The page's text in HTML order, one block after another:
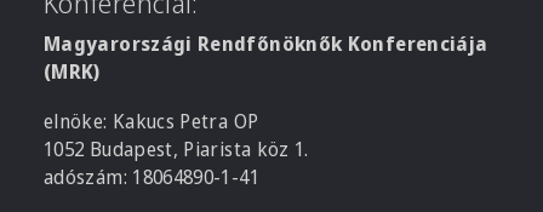
Magyarországi Rendfőnöknők Konferenciája
(MRK)
elnöke: Kakucs Petra OP
1052 Budapest, Piarista köz 1.
adószám: 18064890-1-41